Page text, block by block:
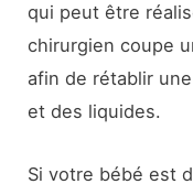
qui peut être
chirurgien coupe
afin de rétablir
et des liquides.
Si votre bébé est